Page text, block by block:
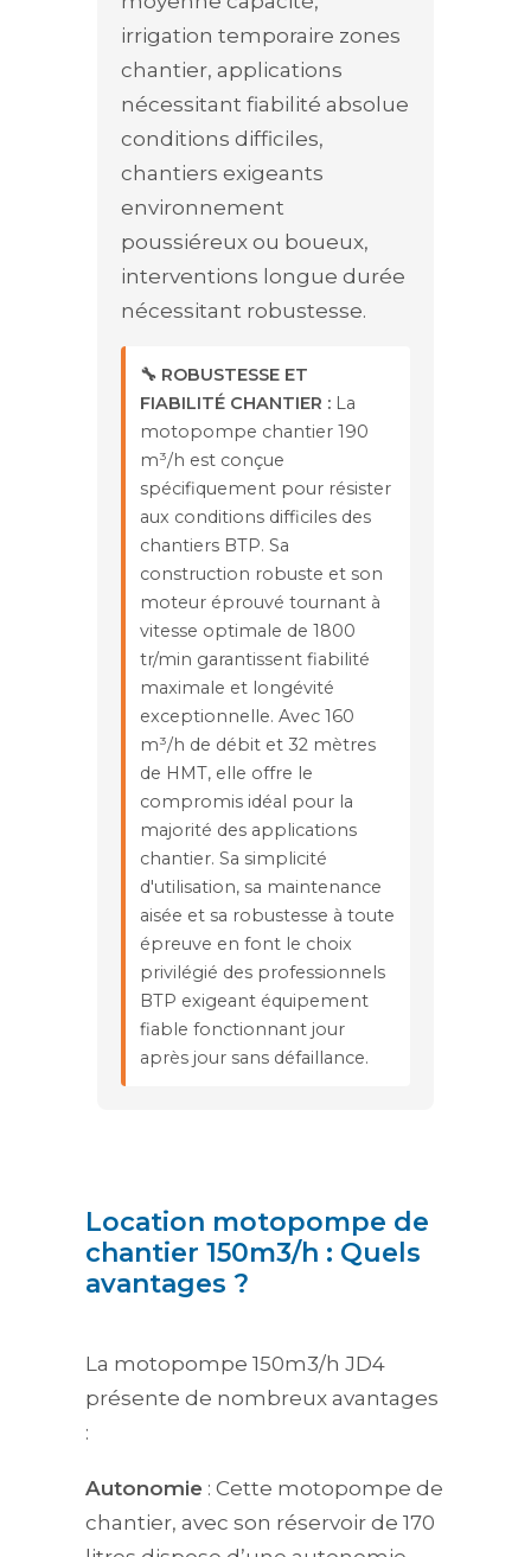
irrigation temporaire zones
chantier, applications
nécessitant fiabilité absolue
conditions difficiles,
chantiers exigeants
environnement
poussiéreux ou boueux,
interventions longue durée
nécessitant robustesse.
🔧 ROBUSTESSE ET
FIABILITÉ CHANTIER : La
motopompe chantier 190
m³/h est conçue
spécifiquement pour résister
aux conditions difficiles des
chantiers BTP. Sa
construction robuste et son
moteur éprouvé tournant à
vitesse optimale de 1800
tr/min garantissent fiabilité
maximale et longévité
exceptionnelle. Avec 160
m³/h de débit et 32 mètres
de HMT, elle offre le
compromis idéal pour la
majorité des applications
chantier. Sa simplicité
d'utilisation, sa maintenance
aisée et sa robustesse à toute
épreuve en font le choix
privilégié des professionnels
BTP exigeant équipement
fiable fonctionnant jour
après jour sans défaillance.
Location motopompe de
chantier 150m3/h : Quels
avantages ?
La motopompe 150m3/h JD4
présente de nombreux avantages
:
Autonomie : Cette motopompe de
chantier, avec son réservoir de 170